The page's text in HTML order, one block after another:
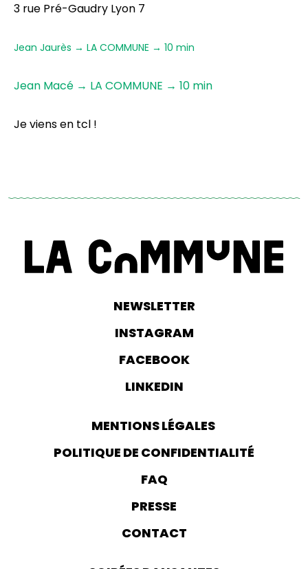
3 rue Pré-Gaudry Lyon 7
Jean Jaurès → LA COMMUNE → 10 min
Jean Macé → LA COMMUNE → 10 min
Je viens en tcl !
NEWSLETTER
INSTAGRAM
FACEBOOK
LINKEDIN
MENTIONS LÉGALES
POLITIQUE DE CONFIDENTIALITÉ
FAQ
PRESSE
CONTACT